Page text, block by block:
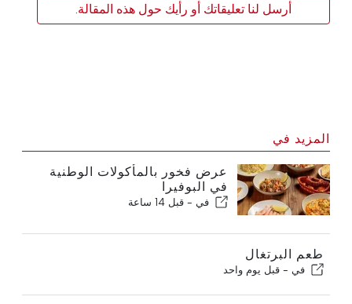
أرسل لنا تعليقاتك أو رأيك حول هذه المقالة.
المزيد في
عرض فخور بالمأكولات الوطنية
في البوفيرا
في - قبل 14 ساعة
طعم البرتغال
في - قبل يوم واحد